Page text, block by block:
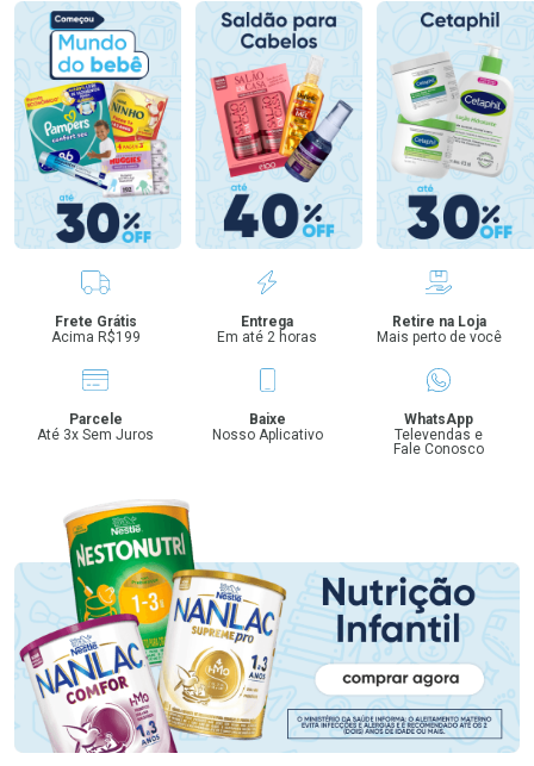
Benefícios
Frete Grátis
Acima R$199
Entrega
Em até 2 horas
Retire na Loja
Mais perto de você
Parcele
Até 3x Sem Juros
Baixe
Nosso Aplicativo
WhatsApp
Televendas e
Fale Conosco